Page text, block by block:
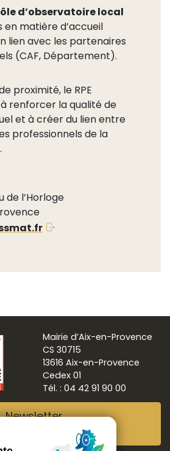
d’observatoire local
en matière d’accueil
lien avec les partenaires
(CAF, Département).
proximité, le RPE
renforcer la qualité de
et à créer du lien entre
professionnels de la
de l’Horloge
Mairie d’Aix-en-Provence
CS 30715
13616 Aix-en-Provence
Cedex 01
Tél. : 04 42 91 90 00
Newsletter